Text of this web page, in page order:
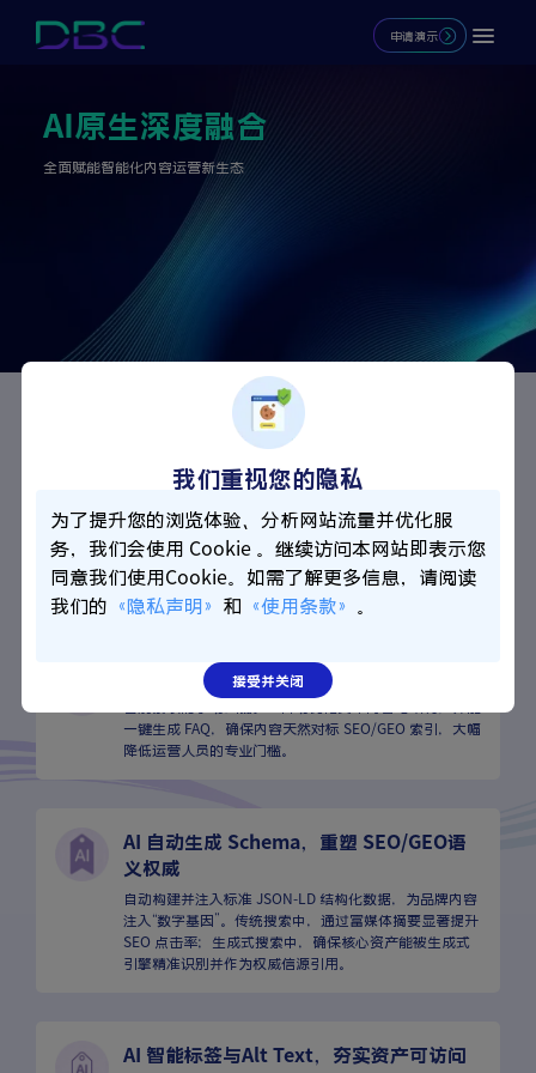
申请演示
AI原生深度融合
全面赋能智能化内容运营新生态
核心优势
AI 翻译智效协同，秒级覆盖全球站点
内置高性能翻译接口，支持语境校准与内容深度本地
化，无需复杂的导出导入，实现多语言站点的一键同
步。
AI 智能写作辅助，运营级内容管理赋能
一键生成 FAQ，确保内容天然对标 SEO/GEO 索引，大幅
降低运营人员的专业门槛。
AI 自动生成 Schema，重塑 SEO/GEO语
义权威
自动构建并注入标准 JSON-LD 结构化数据，为品牌内容
注入“数字基因”。传统搜索中，通过富媒体摘要显著提升
SEO 点击率；生成式搜索中，确保核心资产能被生成式
引擎精准识别并作为权威信源引用。
AI 智能标签与Alt Text，夯实资产可访问
我们重视您的隐私
为了提升您的浏览体验、分析网站流量并优化服
务，我们会使用 Cookie 。继续访问本网站即表示您
同意我们使用Cookie。如需了解更多信息，请阅读
我们的 《隐私声明》 和 《使用条款》 。
接受并关闭